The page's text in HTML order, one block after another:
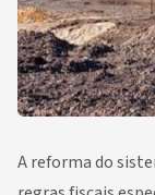
A reforma do